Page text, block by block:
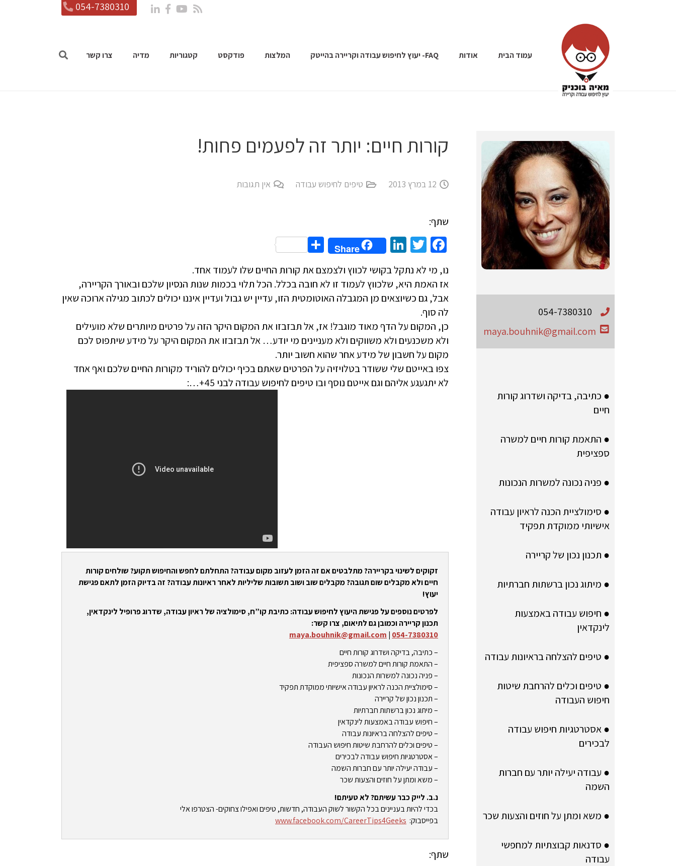
054-7380310
עמוד הבית אודות FAQ- יעוץ לחיפוש עבודה וקריירה בהייטק המלצות פודקסט קטגוריות מדיה צרו קשר
קורות חיים: יותר זה לפעמים פחות!
12 במרץ 2013 טיפים לחיפוש עבודה אין תגובות
שתף:
Facebook
Twitter
LinkedIn
Share
Share
נו, מי לא נתקל בקושי לכווץ ולצמצם את קורות החיים שלו לעמוד אחד.
אז האמת היא, שלכווץ לעמוד זו לא חובה בכלל. הכל תלוי בכמות שנות הנסיון שלכם ובאורך הקריירה,
אבל, גם כשיוצאים מן המגבלה האוטומטית הזו, עדיין יש גבול ועדיין איננו יכולים לכתוב מגילה ארוכה שאין
לה סוף.
כן, המקום על הדף מאוד מוגבל! אז, אל תבזבזו את המקום היקר הזה על פרטים מיותרים שלא מועילים
ולא משכנעים ולא משווקים ולא מעניינים מי יודע… אל תבזבזו את המקום היקר על מידע שיתפוס לכם
מקום על חשבון של מידע אחר שהוא חשוב יותר.
צפו באייטם שלי ששודר בטלויזיה על הפרטים שאתם בכיף יכולים להוריד מקורות החיים שלכם ואף אחד
לא יתגעגע אליהם וגם אייטם נוסף ובו טיפים לחיפוש עבודה לבני 45+…:
זקוקים לשינוי בקריירה? מתלבטים אם זה הזמן לעזוב מקום עבודה? התחלתם לחפש והחיפוש תקוע? שולחים קורות
חיים ולא מקבלים שום תגובה? מקבלים שוב ושוב תשובות שליליות לאחר ראיונות עבודה? זה בדיוק הזמן לתאם פגישת
יעוץ!
לפרטים נוספים על פגישת היעוץ לחיפוש עבודה: כתיבת קו”ח, סימולציה של ראיון עבודה, שדרוג פרופיל לינקדאין,
תכנון קריירה וכמובן גם לתיאום, צרו קשר:
054-7380310
|
maya.bouhnik@gmail.com
– כתיבה, בדיקה ושדרוג קורות חיים
– התאמת קורות חיים למשרה ספציפית
– פניה נכונה למשרות הנכונות
– סימולציית הכנה לראיון עבודה אישיותי ממוקדת תפקיד
– תכנון נכון של קריירה
– מיתוג נכון ברשתות חברתיות
– חיפוש עבודה באמצעות לינקדאין
– טיפים להצלחה בראיונות עבודה
– טיפים וכלים להרחבת שיטות חיפוש העבודה
– אסטרטגיות חיפוש עבודה לבכירים
– עבודה יעילה יותר עם חברות השמה
– משא ומתן על חוזים והצעות שכר
נ.ב. לייק כבר עשיתם? לא טעיתם!
בכדי להיות בעניינים בכל הקשור לשוק העבודה, חדשות, טיפים ואפילו צחוקים- הצטרפו אלי
בפייסבוק: www.facebook.com/CareerTips4Geeks
שתף:
054-7380310
maya.bouhnik@gmail.com
● כתיבה, בדיקה ושדרוג קורות
חיים
● התאמת קורות חיים למשרה
ספציפית
● פניה נכונה למשרות הנכונות
● סימולציית הכנה לראיון עבודה
אישיותי ממוקדת תפקיד
● תכנון נכון של קריירה
● מיתוג נכון ברשתות חברתיות
● חיפוש עבודה באמצעות
לינקדאין
● טיפים להצלחה בראיונות עבודה
● טיפים וכלים להרחבת שיטות
חיפוש העבודה
● אסטרטגיות חיפוש עבודה
לבכירים
● עבודה יעילה יותר עם חברות
השמה
● משא ומתן על חוזים והצעות שכר
● סדנאות קבוצתיות למחפשי
עבודה